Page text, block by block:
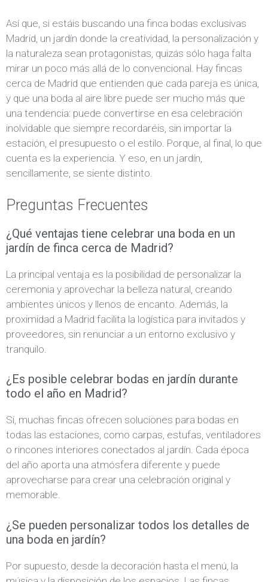
Así que, si estáis buscando una finca bodas exclusivas
Madrid, un jardín donde la creatividad, la personalización y
la naturaleza sean protagonistas, quizás sólo haga falta
mirar un poco más allá de lo convencional. Hay fincas
cerca de Madrid que entienden que cada pareja es única,
y que una boda al aire libre puede ser mucho más que
una tendencia: puede convertirse en esa celebración
inolvidable que siempre recordaréis, sin importar la
estación, el presupuesto o el estilo. Porque, al final, lo que
cuenta es la experiencia. Y eso, en un jardín,
sencillamente, se siente distinto.
Preguntas Frecuentes
¿Qué ventajas tiene celebrar una boda en un
jardín de finca cerca de Madrid?
La principal ventaja es la posibilidad de personalizar la
ceremonia y aprovechar la belleza natural, creando
ambientes únicos y llenos de encanto. Además, la
proximidad a Madrid facilita la logística para invitados y
proveedores, sin renunciar a un entorno exclusivo y
tranquilo.
¿Es posible celebrar bodas en jardín durante
todo el año en Madrid?
Sí, muchas fincas ofrecen soluciones para bodas en
todas las estaciones, como carpas, estufas, ventiladores
o rincones interiores conectados al jardín. Cada época
del año aporta una atmósfera diferente y puede
aprovecharse para crear una celebración original y
memorable.
¿Se pueden personalizar todos los detalles de
una boda en jardín?
Por supuesto, desde la decoración hasta el menú, la